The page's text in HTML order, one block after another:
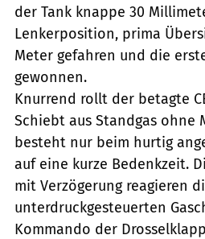
der Tank knappe 30
Lenkerposition, prima
Meter gefahren und die
gewonnen.
Knurrend rollt der betagte
Schiebt aus Standgas ohne
besteht nur beim hurtig
auf eine kurze Bedenkzeit.
mit Verzögerung reagieren
unterdruckgesteuerten
Kommando der